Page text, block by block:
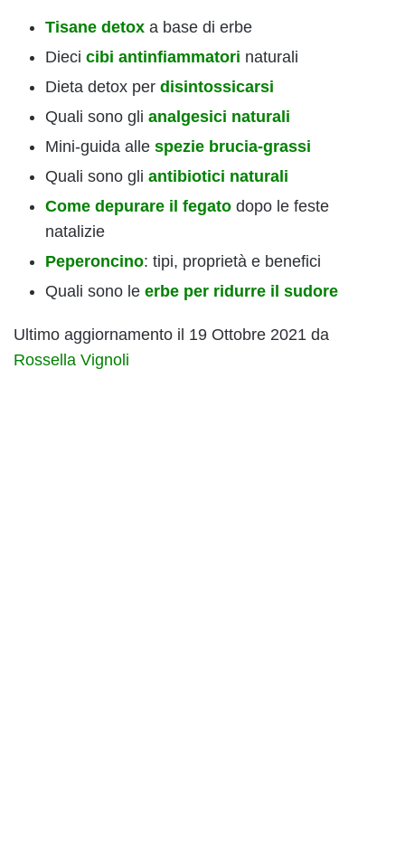
Tisane detox a base di erbe
Dieci cibi antinfiammatori naturali
Dieta detox per disintossicarsi
Quali sono gli analgesici naturali
Mini-guida alle spezie brucia-grassi
Quali sono gli antibiotici naturali
Come depurare il fegato dopo le feste
natalizie
Peperoncino: tipi, proprietà e benefici
Quali sono le erbe per ridurre il sudore
Ultimo aggiornamento il 19 Ottobre 2021 da
Rossella Vignoli